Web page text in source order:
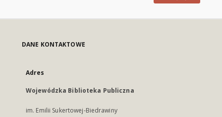
DANE KONTAKTOWE
Adres
Wojewódzka Biblioteka Publiczna
im. Emilii Sukertowej-Biedrawiny